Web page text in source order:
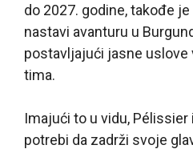
do 2027. godine, takođe
nastavi avanturu u
postavljajući jasne
tima.
Imajući to u vidu,
potrebi da zadrži svoje